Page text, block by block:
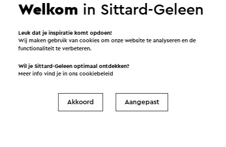
©OpenStreetMapcontributors
Start de route
Filters tonen
Welkom in Sittard-Geleen
Leuk dat je inspiratie komt opdoen!
Wij maken gebruik van cookies om onze website te analyseren en de
functionaliteit te verbeteren.
Wil je Sittard-Geleen optimaal ontdekken?
Meer info vind je in onscookiebeleid
Akkoord Aangepast